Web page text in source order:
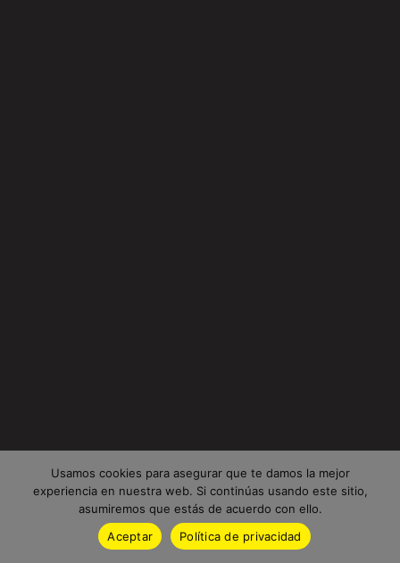
Usamos cookies para asegurar que te damos la mejor
experiencia en nuestra web. Si continúas usando este sitio,
asumiremos que estás de acuerdo con ello.
Aceptar
Política de privacidad